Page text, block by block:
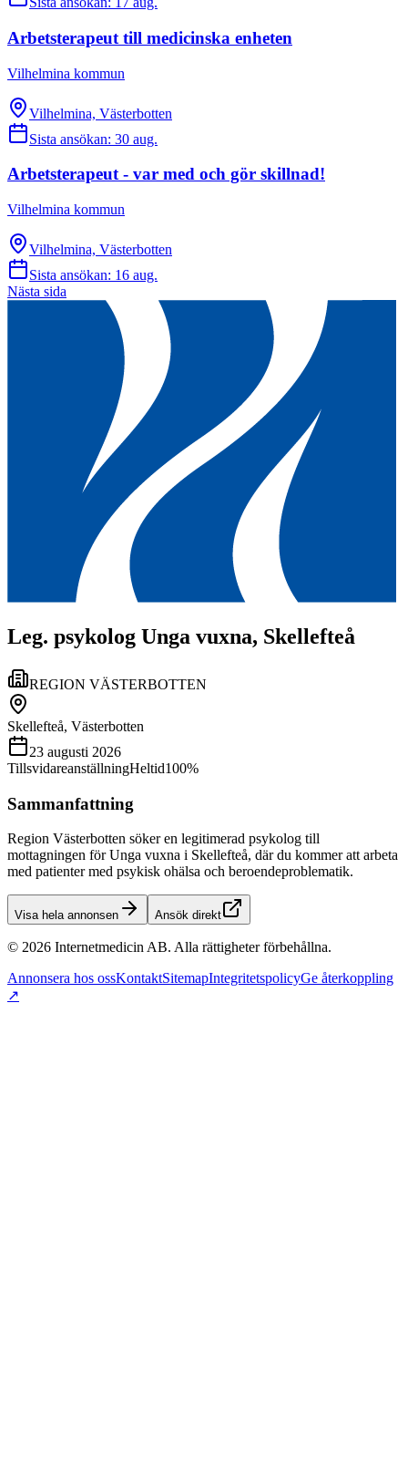
Arbetsterapeut till medicinska enheten
Vilhelmina kommun
Vilhelmina, Västerbotten
Sista ansökan: 30 aug.
Arbetsterapeut - var med och gör skillnad!
Vilhelmina kommun
Vilhelmina, Västerbotten
Sista ansökan: 16 aug.
Nästa sida
Leg. psykolog Unga vuxna, Skellefteå
REGION VÄSTERBOTTEN
Skellefteå, Västerbotten
23 augusti 2026
TillsvidareanställningHeltid100%
Sammanfattning
Region Västerbotten söker en legitimerad psykolog till
mottagningen för Unga vuxna i Skellefteå, där du kommer att arbeta
med patienter med psykisk ohälsa och beroendeproblematik.
Visa hela annonsen Ansök direkt
© 2026 Internetmedicin AB. Alla rättigheter förbehållna.
Annonsera hos ossKontaktSitemapIntegritetspolicyGe återkoppling
↗